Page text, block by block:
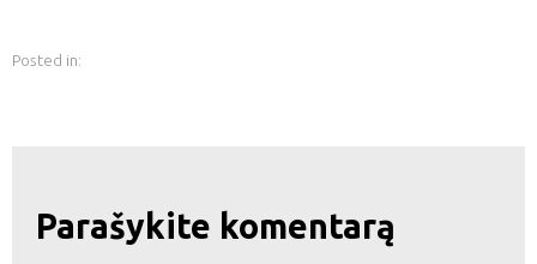
Posted in:
Parašykite komentarą